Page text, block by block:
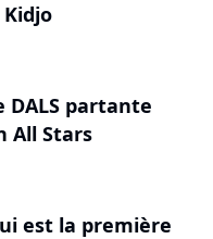
DALS partante
All Stars
est la première